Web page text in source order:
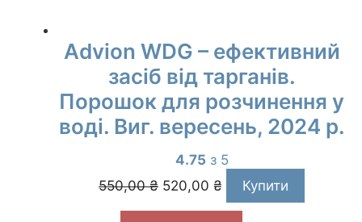
Advion WDG – ефективний
засіб від тарганів.
Порошок для розчинення у
воді. Виг. вересень, 2024 р.
4.75 з 5
550,00₴
Оригінальна
ціна:
550,00 ₴.
520,00 ₴
Поточна
ціна:
520,00 ₴.
Купити